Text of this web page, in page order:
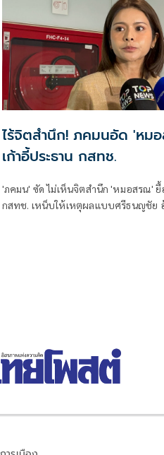
ไร้จิตสำนึก! ภคมนอัด 'หม
เก้าอี้ประธาน กสทช.
'ภคมน' ซัด ไม่เห็นจิตสำนึก 'หมอสรณ' ยื้
กสทช. เหน็บให้เหตุผลแบบศรีธนญชัย